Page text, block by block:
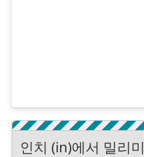
인치 (in)에서 밀리